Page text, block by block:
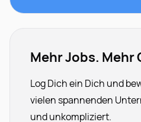
Mehr Jobs. Mehr
Log Dich ein Dich und
vielen spannenden
und unkompliziert.